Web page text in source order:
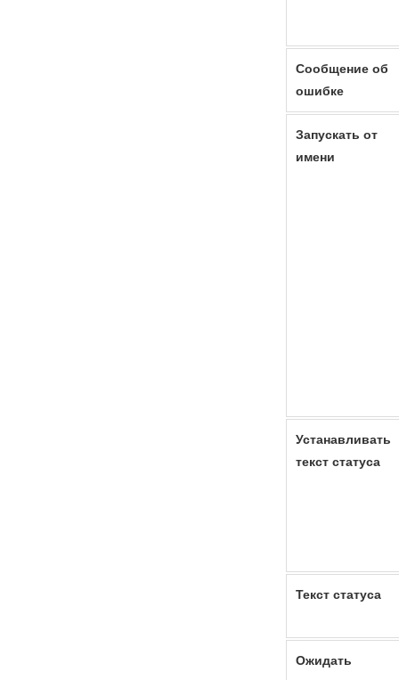
Сообщение об
ошибке
Запускать от
имени
Устанавливать
текст статуса
Текст статуса
Ожидать